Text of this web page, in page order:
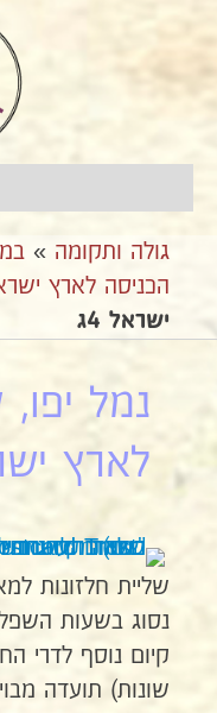
גולה ותקומה »
הכניסה לארץ
ישראל 4ג
נמל
לארץ
שליית חלזונות
נסוג בשעות
קיום נוסף לדרי
שונות) תועדה